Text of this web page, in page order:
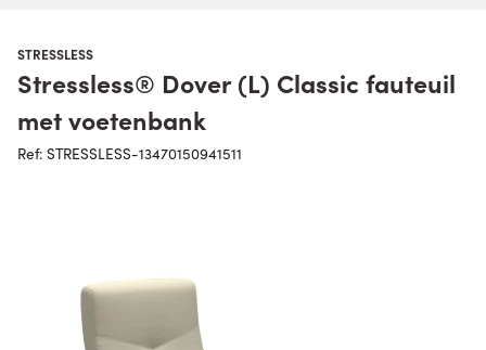
STRESSLESS
Stressless® Dover (L) Classic fauteuil
met voetenbank
Ref: STRESSLESS-13470150941511